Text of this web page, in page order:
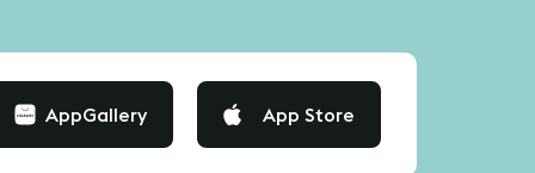
AppGallery App Store